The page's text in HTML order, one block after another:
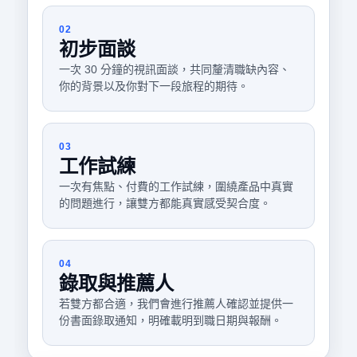
02
初步面談
一次 30 分鐘的視訊面談，共同釐清職缺內容、
你的背景以及你對下一段旅程的期待。
03
工作試練
一次有焦點、付費的工作試練，圍繞產品中真實
的問題進行，讓雙方都能真實感受契合度。
04
錄取與推薦人
若雙方都合適，我們會進行推薦人確認並提供一
份書面錄取通知，明確載明到職日期與報酬。